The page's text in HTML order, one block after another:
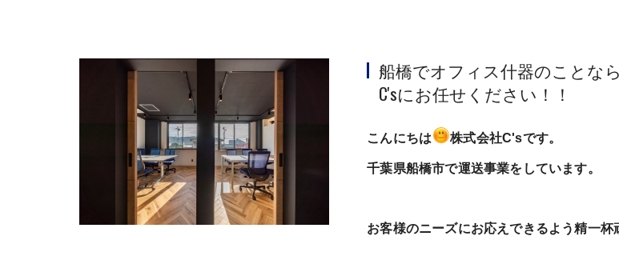
船橋でオフィス什器のことな
C'sにお任せください！！
こんにちは 株式会社C'sです。
千葉県船橋市で運送事業をしています。
お客様のニーズにお応えできるよう精一杯